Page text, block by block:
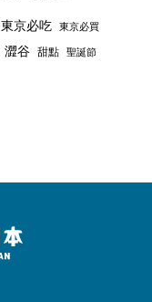
東京必吃 東京必買
澀谷 甜點 聖誕節